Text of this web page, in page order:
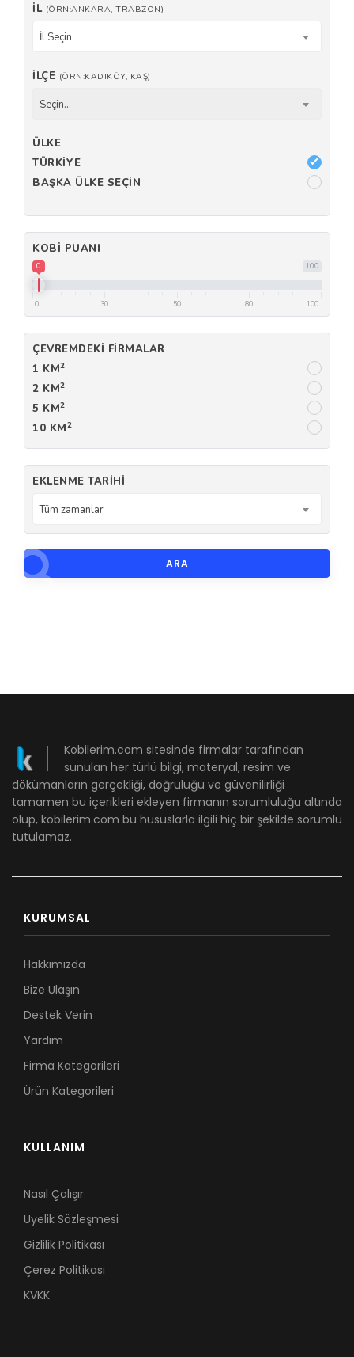
İL (ÖRN:ANKARA, TRABZON)
İl Seçin
İLÇE (ÖRN:KADIKÖY, KAŞ)
Seçin...
ÜLKE
TÜRKIYE
BAŞKA ÜLKE SEÇIN
KOBI PUANI
100
0
0 30 50 80 100
ÇEVREMDEKI FIRMALAR
1 KM2
2 KM2
5 KM2
10 KM2
EKLENME TARIHI
Tüm zamanlar
ARA
Kobilerim.com sitesinde firmalar tarafından
sunulan her türlü bilgi, materyal, resim ve
dökümanların gerçekliği, doğruluğu ve güvenilirliği
tamamen bu içerikleri ekleyen firmanın sorumluluğu altında
olup, kobilerim.com bu hususlarla ilgili hiç bir şekilde sorumlu
tutulamaz.
KURUMSAL
Hakkımızda
Bize Ulaşın
Destek Verin
Yardım
Firma Kategorileri
Ürün Kategorileri
KULLANIM
Nasıl Çalışır
Üyelik Sözleşmesi
Gizlilik Politikası
Çerez Politikası
KVKK